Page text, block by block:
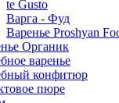
te Gusto
Варга - Фуд
Варенье Proshyan
Органик
варенье
конфитюр
пюре